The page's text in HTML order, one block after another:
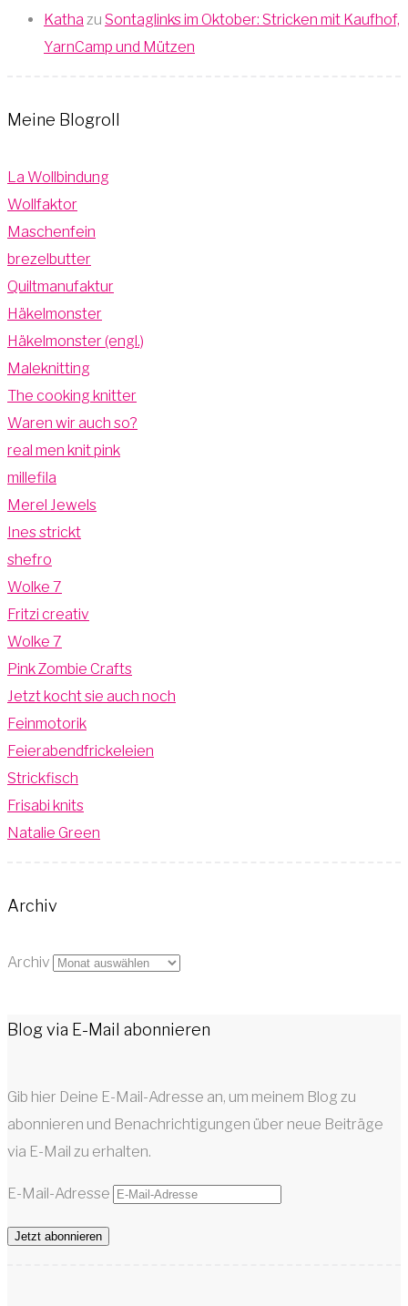
Katha zu Sontaglinks im Oktober: Stricken mit Kaufhof,
YarnCamp und Mützen
Meine Blogroll
La Wollbindung
Wollfaktor
Maschenfein
brezelbutter
Quiltmanufaktur
Häkelmonster
Häkelmonster (engl.)
Maleknitting
The cooking knitter
Waren wir auch so?
real men knit pink
millefila
Merel Jewels
Ines strickt
shefro
Wolke 7
Fritzi creativ
Wolke 7
Pink Zombie Crafts
Jetzt kocht sie auch noch
Feinmotorik
Feierabendfrickeleien
Strickfisch
Frisabi knits
Natalie Green
Archiv
Archiv
Blog via E-Mail abonnieren
Gib hier Deine E-Mail-Adresse an, um meinem Blog zu
abonnieren und Benachrichtigungen über neue Beiträge
via E-Mail zu erhalten.
E-Mail-Adresse
Jetzt abonnieren